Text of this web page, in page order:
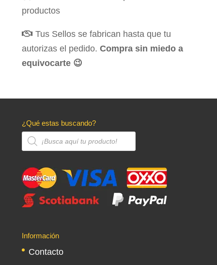
productos
Tus Sellos se fabrican hasta que tu
autorizas el pedido. Compra sin miedo a
equivocarte 😉
¿Qué estas buscando?
Búsqueda
productos
Información
Contacto